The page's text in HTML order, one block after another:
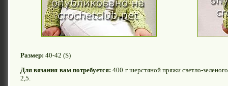
Размер: 40-42 (S)
Для вязания вам потребуется: 400 г шерстяной пряжи светло-
2,5.